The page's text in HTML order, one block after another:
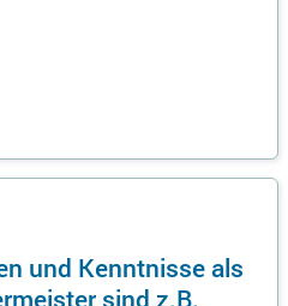
und Kenntnisse als
sind z.B.